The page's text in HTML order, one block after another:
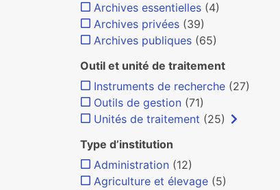
Archives essentielles (4)
Archives privées (39)
Archives publiques (65)
Outil et unité de traitement
Instruments de recherche (27)
Outils de gestion (71)
Unités de traitement (25)
Type d’institution
Administration (12)
Agriculture et élevage (5)